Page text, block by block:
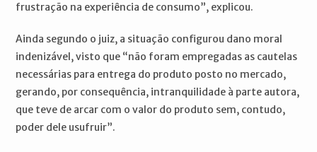
frustração na experiência de consumo”, explicou.
Ainda segundo o juiz, a situação configurou dano moral
indenizável, visto que “não foram empregadas as cautelas
necessárias para entrega do produto posto no mercado,
gerando, por consequência, intranquilidade à parte autora,
que teve de arcar com o valor do produto sem, contudo,
poder dele usufruir”.